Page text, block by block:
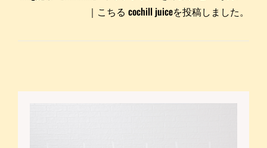
｜こちる cochill juiceを投稿しました。